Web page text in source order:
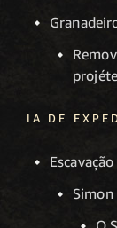
IA DE
Simon